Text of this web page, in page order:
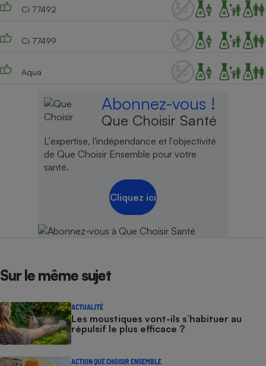
Ci 77492
Ci 77499
Aqua
Abonnez-vous !
Que Choisir Santé
L'expertise, l'indépendance et l'objectivité
de Que Choisir Ensemble pour votre
santé.
Cliquez ici
Sur le même sujet
ACTUALITÉ
Les moustiques vont-ils s’habituer au
répulsif le plus efficace ?
ACTION QUE CHOISIR ENSEMBLE